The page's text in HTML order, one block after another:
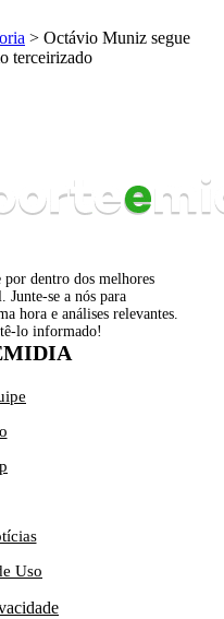
> Octávio Muniz segue
terceirizado
dentro dos melhores
Junte-se a nós para
hora e análises relevantes.
lo informado!
Uso